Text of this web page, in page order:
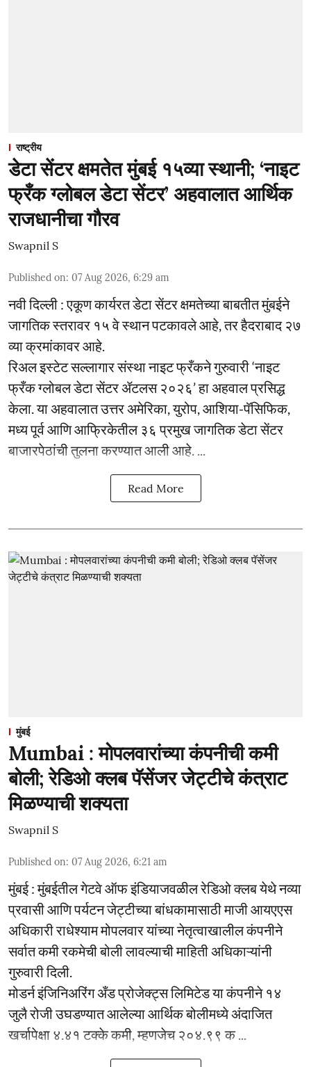
राष्ट्रीय
डेटा सेंटर क्षमतेत मुंबई १५व्या स्थानी; ‘नाइट
फ्रँक ग्लोबल डेटा सेंटर’ अहवालात आर्थिक
राजधानीचा गौरव
Swapnil S
Published on: 07 Aug 2026, 6:29 am
नवी दिल्ली : एकूण कार्यरत डेटा सेंटर क्षमतेच्या बाबतीत मुंबईने
जागतिक स्तरावर १५ वे स्थान पटकावले आहे, तर हैदराबाद २७
व्या क्रमांकावर आहे.
रिअल इस्टेट सल्लागार संस्था नाइट फ्रँकने गुरुवारी ‘नाइट
फ्रँक ग्लोबल डेटा सेंटर ॲटलस २०२६’ हा अहवाल प्रसिद्ध
केला. या अहवालात उत्तर अमेरिका, युरोप, आशिया-पॅसिफिक,
मध्य पूर्व आणि आफ्रिकेतील ३६ प्रमुख जागतिक डेटा सेंटर
बाजारपेठांची तुलना करण्यात आली आहे. ...
Read More
मुंबई
Mumbai : मोपलवारांच्या कंपनीची कमी
बोली; रेडिओ क्लब पॅसेंजर जेट्टीचे कंत्राट
मिळण्याची शक्यता
Swapnil S
Published on: 07 Aug 2026, 6:21 am
मुंबई : मुंबईतील गेटवे ऑफ इंडियाजवळील रेडिओ क्लब येथे नव्या
प्रवासी आणि पर्यटन जेट्टीच्या बांधकामासाठी माजी आयएएस
अधिकारी राधेश्याम मोपलवार यांच्या नेतृत्वाखालील कंपनीने
सर्वात कमी रकमेची बोली लावल्याची माहिती अधिकाऱ्यांनी
गुरुवारी दिली.
मोडर्न इंजिनिअरिंग अँड प्रोजेक्ट्स लिमिटेड या कंपनीने १४
जुलै रोजी उघडण्यात आलेल्या आर्थिक बोलीमध्ये अंदाजित
खर्चापेक्षा ४.४१ टक्के कमी, म्हणजेच २०४.९९ क ...